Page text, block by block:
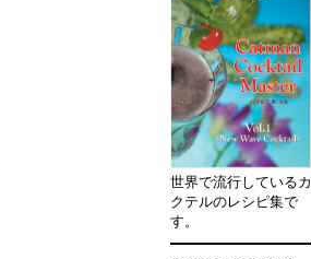
世界で流行しているカ
クテルのレシピ集で
す。